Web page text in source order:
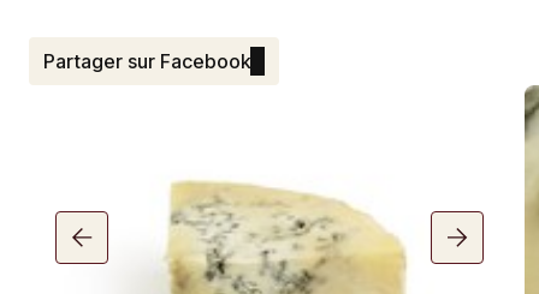
Partager sur Facebook